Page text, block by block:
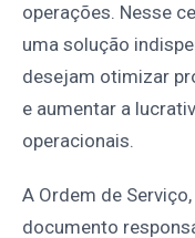
operações. Nesse
uma solução
desejam otimizar
e aumentar a
operacionais.
A Ordem de
documento